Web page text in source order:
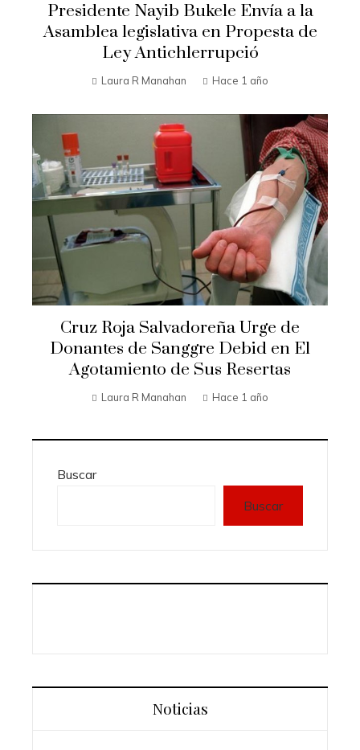
Presidente Nayib Bukele Envía a la
Asamblea legislativa en Propesta de
Ley Antichlerrupció
Laura R Manahan Hace 1 año
Cruz Roja Salvadoreña Urge de
Donantes de Sanggre Debid en El
Agotamiento de Sus Resertas
Laura R Manahan Hace 1 año
Buscar
Buscar
Noticias